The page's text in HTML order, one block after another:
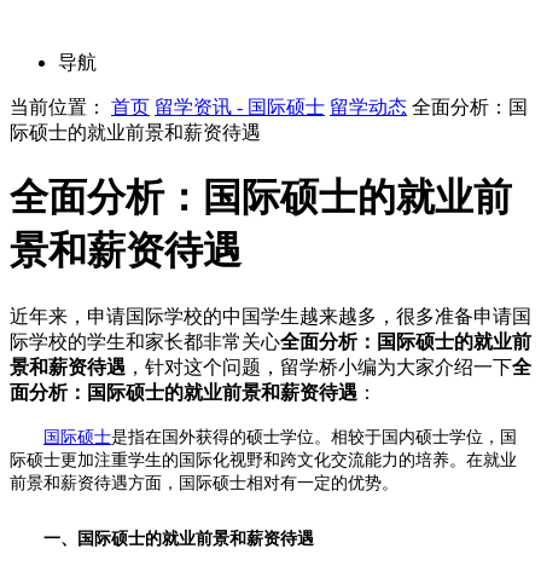
导航
当前位置： 首页 留学资讯 - 国际硕士 留学动态 全面分析：国
际硕士的就业前景和薪资待遇
全面分析：国际硕士的就业前
景和薪资待遇
近年来，申请国际学校的中国学生越来越多，很多准备申请国
际学校的学生和家长都非常关心全面分析：国际硕士的就业前
景和薪资待遇 ，针对这个问题，留学桥小编为大家介绍一下全
面分析：国际硕士的就业前景和薪资待遇 ：
国际硕士是指在国外获得的硕士学位。相较于国内硕士学位，国
际硕士更加注重学生的国际化视野和跨文化交流能力的培养。在就业
前景和薪资待遇方面，国际硕士相对有一定的优势。
一、国际硕士的就业前景和薪资待遇